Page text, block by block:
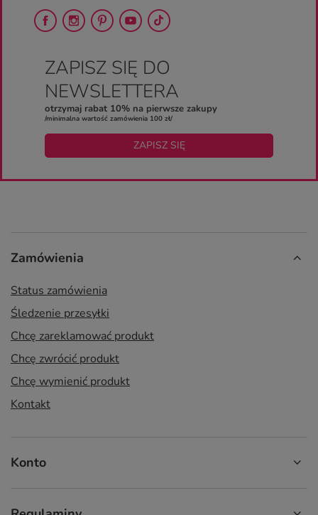
ZAPISZ SIĘ DO
NEWSLETTERA
otrzymaj rabat 10% na pierwsze zakupy
/minimalna wartość zamówienia 100 zł/
ZAPISZ SIĘ
Zamówienia
Status zamówienia
Śledzenie przesyłki
Chcę zareklamować produkt
Chcę zwrócić produkt
Chcę wymienić produkt
Kontakt
Konto